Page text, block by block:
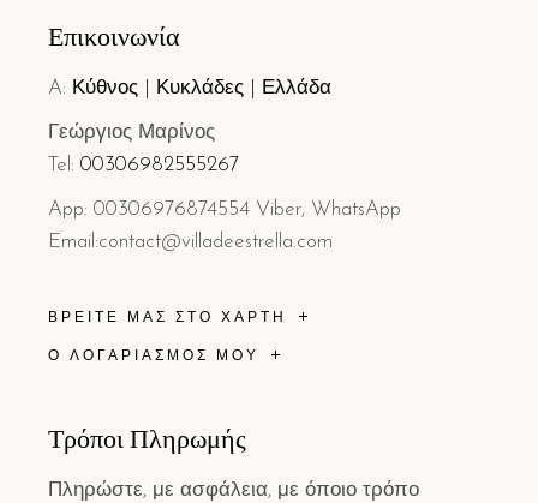
Επικοινωνία
A: Κύθνος | Κυκλάδες | Ελλάδα
Γεώργιος Μαρίνος
Tel: 00306982555267
App: 00306976874554 Viber, WhatsApp
Email:contact@villadeestrella.com
ΒΡΕΊΤΕ ΜΑΣ ΣΤΟ ΧΆΡΤΗ
Ο ΛΟΓΑΡΙΑΣΜΟΣ ΜΟΥ
Τρόποι Πληρωμής
Πληρώστε, με ασφάλεια, με όποιο τρόπο